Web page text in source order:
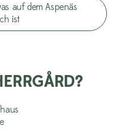
auf dem Aspenäs
ist